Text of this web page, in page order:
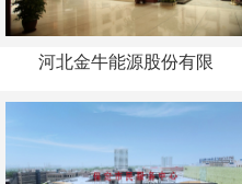
河北金牛能源股份有限